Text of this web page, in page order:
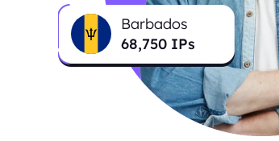
Barbados
68,960 IPs